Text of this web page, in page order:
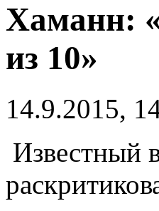
Хаманн:
из 10»
14.9.2015,
Известный